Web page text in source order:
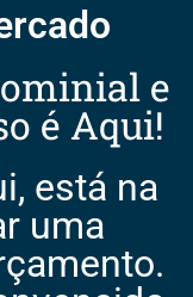
e
é Aqui!
está na
uma